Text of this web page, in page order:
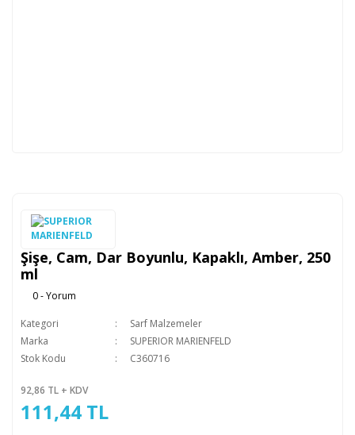
Şişe, Cam, Dar Boyunlu, Kapaklı, Amber, 250
ml
0 - Yorum
Kategori
Sarf Malzemeler
Marka
SUPERIOR MARIENFELD
Stok Kodu
C360716
92,86 TL + KDV
111,44 TL